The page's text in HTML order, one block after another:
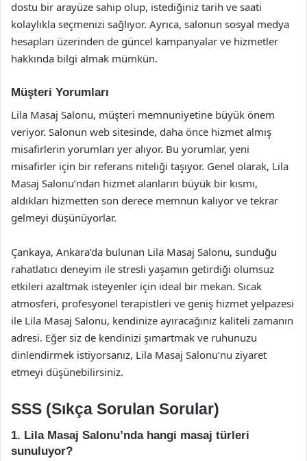
dostu bir arayüze sahip olup, istediğiniz tarih ve saati
kolaylıkla seçmenizi sağlıyor. Ayrıca, salonun sosyal medya
hesapları üzerinden de güncel kampanyalar ve hizmetler
hakkında bilgi almak mümkün.
Müşteri Yorumları
Lila Masaj Salonu, müşteri memnuniyetine büyük önem
veriyor. Salonun web sitesinde, daha önce hizmet almış
misafirlerin yorumları yer alıyor. Bu yorumlar, yeni
misafirler için bir referans niteliği taşıyor. Genel olarak, Lila
Masaj Salonu’ndan hizmet alanların büyük bir kısmı,
aldıkları hizmetten son derece memnun kalıyor ve tekrar
gelmeyi düşünüyorlar.
Çankaya, Ankara’da bulunan Lila Masaj Salonu, sunduğu
rahatlatıcı deneyim ile stresli yaşamın getirdiği olumsuz
etkileri azaltmak isteyenler için ideal bir mekan. Sıcak
atmosferi, profesyonel terapistleri ve geniş hizmet yelpazesi
ile Lila Masaj Salonu, kendinize ayıracağınız kaliteli zamanın
adresi. Eğer siz de kendinizi şımartmak ve ruhunuzu
dinlendirmek istiyorsanız, Lila Masaj Salonu’nu ziyaret
etmeyi düşünebilirsiniz.
SSS (Sıkça Sorulan Sorular)
1. Lila Masaj Salonu’nda hangi masaj türleri
sunuluyor?